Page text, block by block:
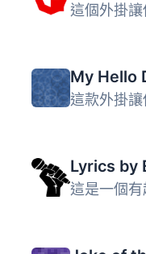
My Hello
Lyrics by